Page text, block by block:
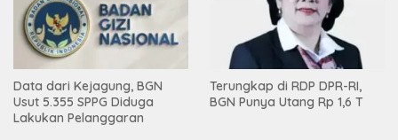
Data dari Kejagung, BGN
Usut 5.355 SPPG Diduga
Lakukan Pelanggaran
Terungkap di RDP DPR-RI,
BGN Punya Utang Rp 1,6 T